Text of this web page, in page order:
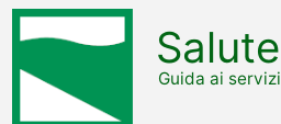
Salute
Guida ai servizi